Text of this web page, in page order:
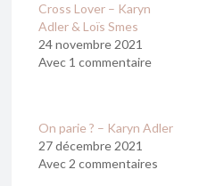
Cross Lover – Karyn
Adler & Loïs Smes
24 novembre 2021
Avec 1 commentaire
On parie ? – Karyn Adler
27 décembre 2021
Avec 2 commentaires